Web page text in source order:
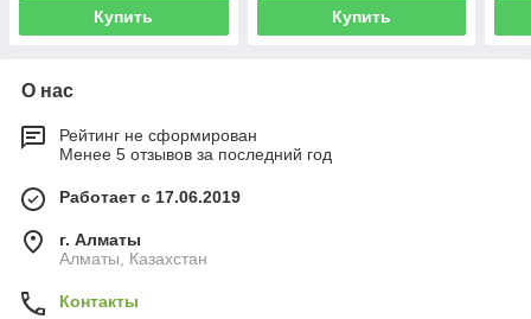
Купить Купить
О нас
Рейтинг не сформирован
Менее 5 отзывов за последний год
Работает с 17.06.2019
г. Алматы
Алматы, Казахстан
Контакты